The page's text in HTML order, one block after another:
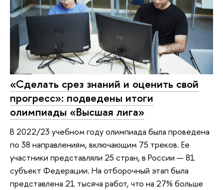
«Сделать срез знаний и оценить свой
прогресс»: подведены итоги
олимпиады «Высшая лига»
В 2022/23 учебном году олимпиада была проведена
по 38 направлениям, включающим 75 треков. Ее
участники представляли 25 стран, в России — 81
субъект Федерации. На отборочный этап была
представлена 21 тысяча работ, что на 27% больше